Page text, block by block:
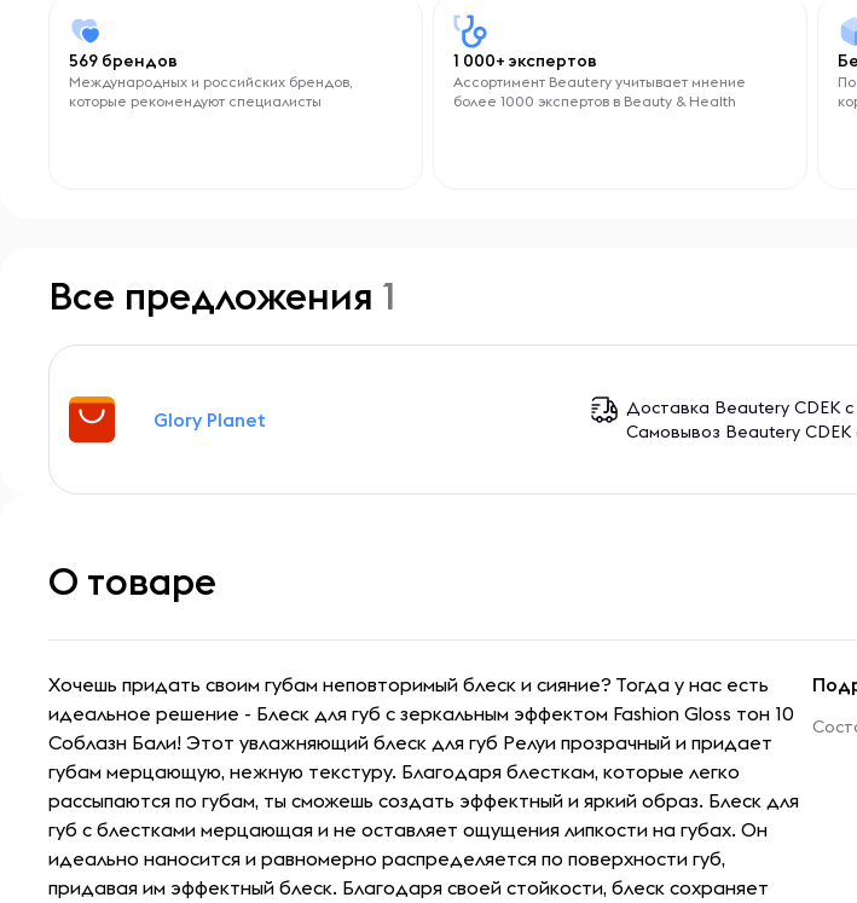
569 брендов
Международных и российских брендов,
которые рекомендуют специалисты
1 000+ экспертов
Ассортимент Beautery учитывает мнение
более 1000 экспертов в Beauty & Health
Все предложения 1
Glory Planet Доставка Beautery CDEK
Самовывоз Beautery CDEK
О товаре
Хочешь придать своим губам неповторимый блеск и сияние? Тогда у нас есть
идеальное решение - Блеск для губ с зеркальным эффектом Fashion Gloss тон 10
Соблазн Бали! Этот увлажняющий блеск для губ Релуи прозрачный и придает
губам мерцающую, нежную текстуру. Благодаря блесткам, которые легко
рассыпаются по губам, ты сможешь создать эффектный и яркий образ. Блеск для
губ с блестками мерцающая и не оставляет ощущения липкости на губах. Он
идеально наносится и равномерно распределяется по поверхности губ,
придавая им эффектный блеск. Благодаря своей стойкости, блеск сохраняет